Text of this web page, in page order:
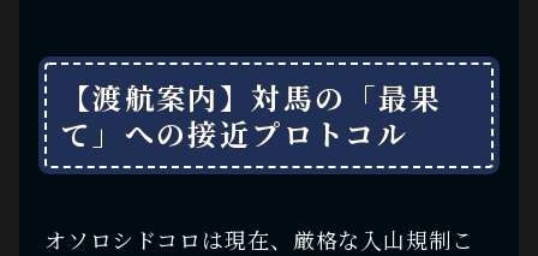
【渡航案内】対馬の「最果
て」への接近プロトコル
オソロシドコロは現在、厳格な入山規制こ